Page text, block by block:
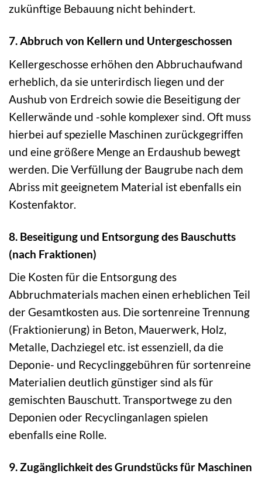
zukünftige Bebauung nicht behindert.
7. Abbruch von Kellern und Untergeschossen
Kellergeschosse erhöhen den Abbruchaufwand
erheblich, da sie unterirdisch liegen und der
Aushub von Erdreich sowie die Beseitigung der
Kellerwände und -sohle komplexer sind. Oft muss
hierbei auf spezielle Maschinen zurückgegriffen
und eine größere Menge an Erdaushub bewegt
werden. Die Verfüllung der Baugrube nach dem
Abriss mit geeignetem Material ist ebenfalls ein
Kostenfaktor.
8. Beseitigung und Entsorgung des Bauschutts
(nach Fraktionen)
Die Kosten für die Entsorgung des
Abbruchmaterials machen einen erheblichen Teil
der Gesamtkosten aus. Die sortenreine Trennung
(Fraktionierung) in Beton, Mauerwerk, Holz,
Metalle, Dachziegel etc. ist essenziell, da die
Deponie- und Recyclinggebühren für sortenreine
Materialien deutlich günstiger sind als für
gemischten Bauschutt. Transportwege zu den
Deponien oder Recyclinganlagen spielen
ebenfalls eine Rolle.
9. Zugänglichkeit des Grundstücks für Maschinen